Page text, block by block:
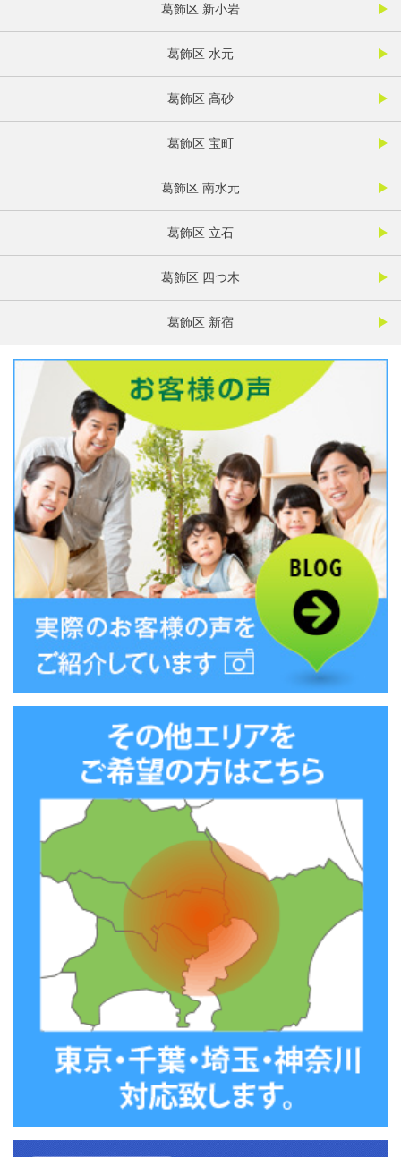
葛飾区 新小岩
葛飾区 水元
葛飾区 高砂
葛飾区 宝町
葛飾区 南水元
葛飾区 立石
葛飾区 四つ木
葛飾区 新宿